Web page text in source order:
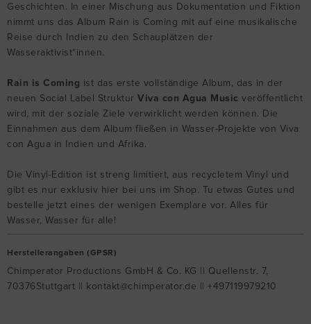
Geschichten. In einer Mischung aus Dokumentation und Fiktion
nimmt uns das Album Rain is Coming mit auf eine musikalische
Reise durch Indien zu den Schauplätzen der
Wasseraktivist*innen.
Rain is Coming ist das erste vollständige Album, das in der
neuen Social Label Struktur Viva con Agua Music veröffentlicht
wird, mit der soziale Ziele verwirklicht werden können. Die
Einnahmen aus dem Album fließen in Wasser-Projekte von Viva
con Agua in Indien und Afrika.
Die Vinyl-Edition ist streng limitiert, aus recycletem Vinyl und
gibt es nur exklusiv hier bei uns im Shop. Tu etwas Gutes und
bestelle jetzt eines der wenigen Exemplare vor. Alles für
Wasser, Wasser für alle!
Herstellerangaben (GPSR)
Chimperator Productions GmbH & Co. KG || Quellenstr. 7,
70376Stuttgart || kontakt@chimperator.de || +497119979210